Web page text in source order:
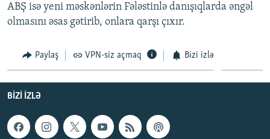
İNFOQRAFIKA
AZƏRBAYCAN ƏDƏBIYYATI KITABXANASI
İSLAM VƏ DEMOKRATIYA
İZ - MƏDƏNIYYƏT PROQRAMI
MISSIYAMIZ
PEŞƏ ETIKASI VƏ JURNALISTIKA STANDARTLARIMIZ
MATERIALLARIMIZDAN ISTIFADƏ
AZADLIQRADIOSU MOBIL TELEFONUNUZDA
BIZIMLƏ ƏLAQƏ
XƏBƏR BÜLLETENLƏRIMIZ
BIZI IZLƏ
ABŞ isə yeni məskənlərin Fələstinlə danışıqlarda əngəl
olmasını əsas gətirib, onlara qarşı çıxır.
Paylaş VPN-siz açmaq Bizi izlə
BIZI IZLƏ